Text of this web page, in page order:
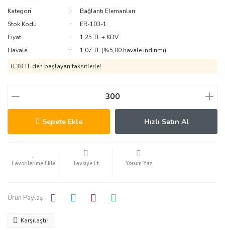
Kategori
Bağlantı Elemanları
Stok Kodu
ER-103-1
Fiyat
1,25 TL + KDV
Havale
1,07 TL (%5,00 havale indirimi)
0,38 TL den başlayan taksitlerle!
Sepete Ekle Hızlı Satın Al
Tavsiye Et Yorum Yaz
Ürün Paylaş :
Karşılaştır